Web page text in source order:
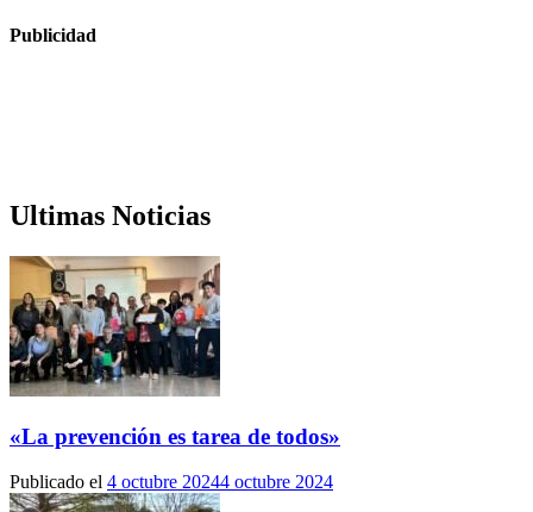
Publicidad
Ultimas Noticias
«La prevención es tarea de todos»
Publicado el 4 octubre 20244 octubre 2024